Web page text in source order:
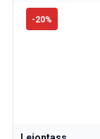
-20%